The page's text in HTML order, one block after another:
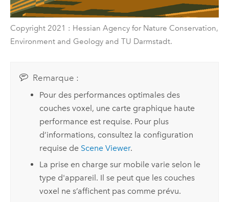
Copyright 2021 : Hessian Agency for Nature Conservation,
Environment and Geology and TU Darmstadt.
Remarque :
Pour des performances optimales des
couches voxel, une carte graphique haute
performance est requise. Pour plus
d’informations, consultez la configuration
requise de Scene Viewer.
La prise en charge sur mobile varie selon le
type d'appareil. Il se peut que les couches
voxel ne s’affichent pas comme prévu.